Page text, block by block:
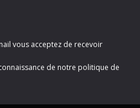
vous acceptez de recevoir
de notre politique de